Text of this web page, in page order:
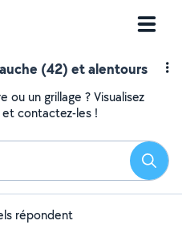
(42) et alentours
ou un grillage ? Visualisez
contactez-les !
répondent